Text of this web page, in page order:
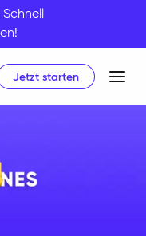
Jetzt starten